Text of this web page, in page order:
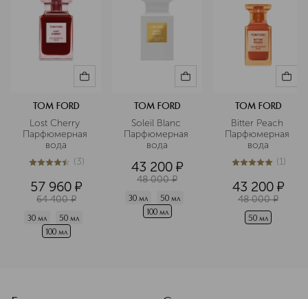
TOM FORD
Lost Cherry
Парфюмерная
вода
4.4из53 (3)
57 960 ¤
64 400 ¤
30 мл
50 мл
100 мл
TOM FORD
Soleil Blanc
Парфюмерная
вода
43 200 ¤
48 000 ¤
30 мл
50 мл
100 мл
TOM FORD
Bitter Peach
Парфюмерная
вода
5из 51 (1)
43 200 ¤
48 000 ¤
50 мл